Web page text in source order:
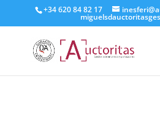
+34 620 84 82 17